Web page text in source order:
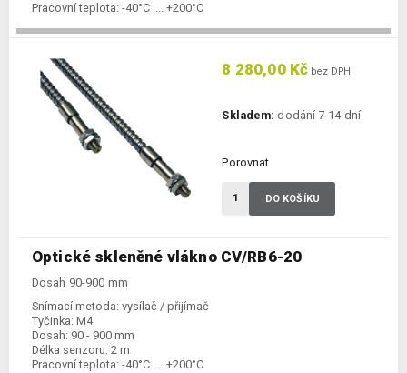
Pracovní teplota: -40°C .... +200°C
Optické skleněné vlákno CV/RB6-20
Dosah 90-900 mm
Snímací metoda: vysílač / přijímač
Tyčinka: M4
Dosah: 90 - 900 mm
Délka senzoru: 2 m
Pracovní teplota: -40°C .... +200°C
8 280,00 Kč bez DPH
Skladem: dodání 7-14 dní
Porovnat
DO KOŠÍKU